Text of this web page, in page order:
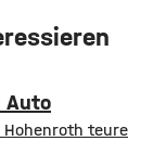
Auto
teure